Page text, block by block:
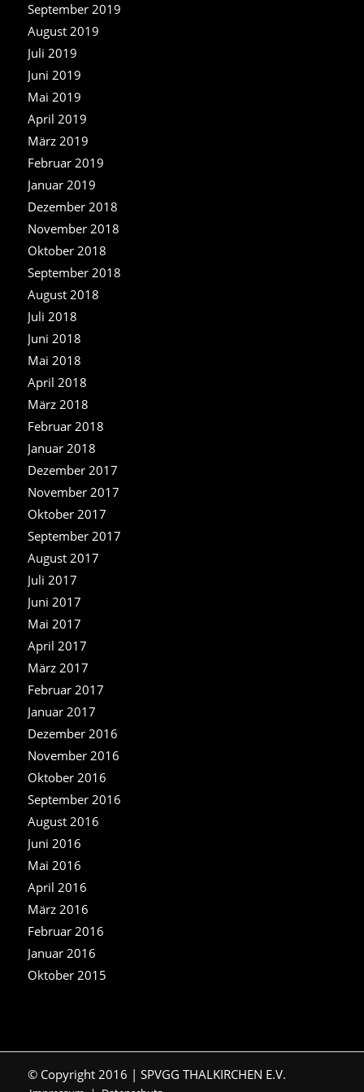
September 2019
August 2019
Juli 2019
Juni 2019
Mai 2019
April 2019
März 2019
Februar 2019
Januar 2019
Dezember 2018
November 2018
Oktober 2018
September 2018
August 2018
Juli 2018
Juni 2018
Mai 2018
April 2018
März 2018
Februar 2018
Januar 2018
Dezember 2017
November 2017
Oktober 2017
September 2017
August 2017
Juli 2017
Juni 2017
Mai 2017
April 2017
März 2017
Februar 2017
Januar 2017
Dezember 2016
November 2016
Oktober 2016
September 2016
August 2016
Juni 2016
Mai 2016
April 2016
März 2016
Februar 2016
Januar 2016
Oktober 2015
© Copyright 2016 | SPVGG THALKIRCHEN E.V.